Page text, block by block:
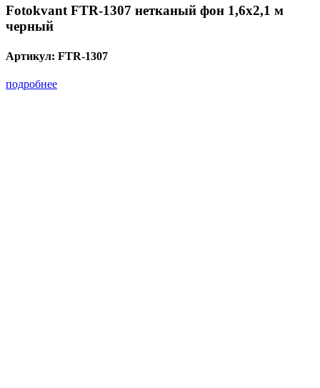
Fotokvant FTR-1307 нетканый фон 1,6х2,1 м
черный
Артикул: FTR-1307
подробнее